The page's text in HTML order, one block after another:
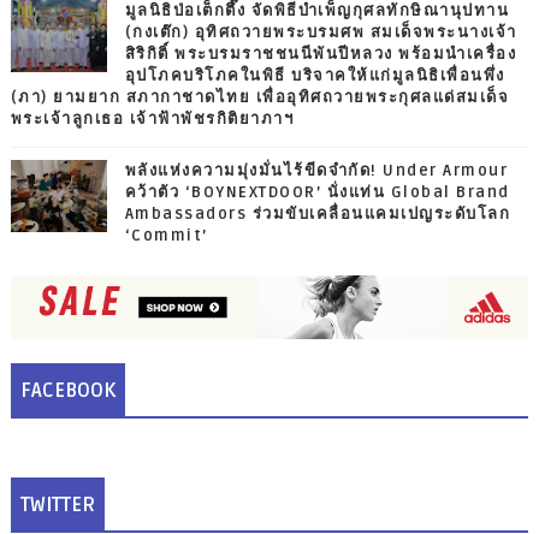
มูลนิธิป่อเต็กตึ๊ง จัดพิธีบำเพ็ญกุศลทักษิณานุปทาน
(กงเต๊ก) อุทิศถวายพระบรมศพ สมเด็จพระนางเจ้า
สิริกิติ์ พระบรมราชชนนีพันปีหลวง พร้อมนำเครื่อง
อุปโภคบริโภคในพิธี บริจาคให้แก่มูลนิธิเพื่อนพึ่ง
(ภา) ยามยาก สภากาชาดไทย เพื่ออุทิศถวายพระกุศลแด่สมเด็จ
พระเจ้าลูกเธอ เจ้าฟ้าพัชรกิติยาภาฯ
พลังแห่งความมุ่งมั่นไร้ขีดจำกัด! Under Armour
คว้าตัว ‘BOYNEXTDOOR’ นั่งแท่น Global Brand
Ambassadors ร่วมขับเคลื่อนแคมเปญระดับโลก
‘Commit’
FACEBOOK
TWITTER